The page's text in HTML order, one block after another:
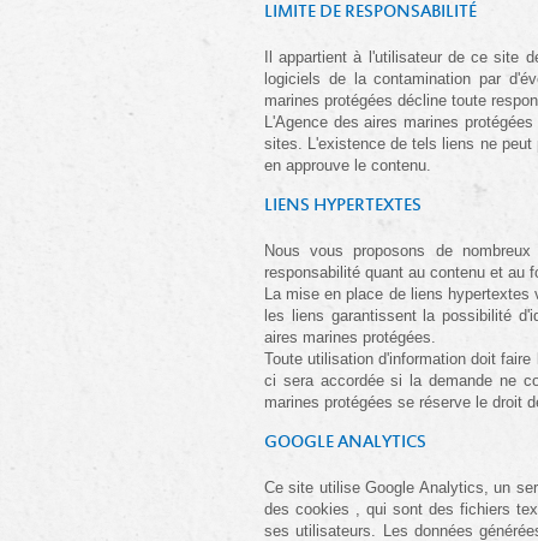
LIMITE DE RESPONSABILITÉ
Il appartient à l'utilisateur de ce site
logiciels de la contamination par
marines protégées décline toute
L'Agence des aires marines
sites. L'existence de tels liens ne peut
en approuve le contenu.
LIENS HYPERTEXTES
Nous vous proposons de
responsabilité quant au contenu et au
La mise en place de liens
les liens garantissent la possibilité
aires marines protégées.
Toute utilisation d'information doit
ci sera accordée si la demande ne
marines protégées se réserve le droit
GOOGLE ANALYTICS
Ce site utilise Google Analytics, un
des cookies , qui sont des fichiers
ses utilisateurs. Les données